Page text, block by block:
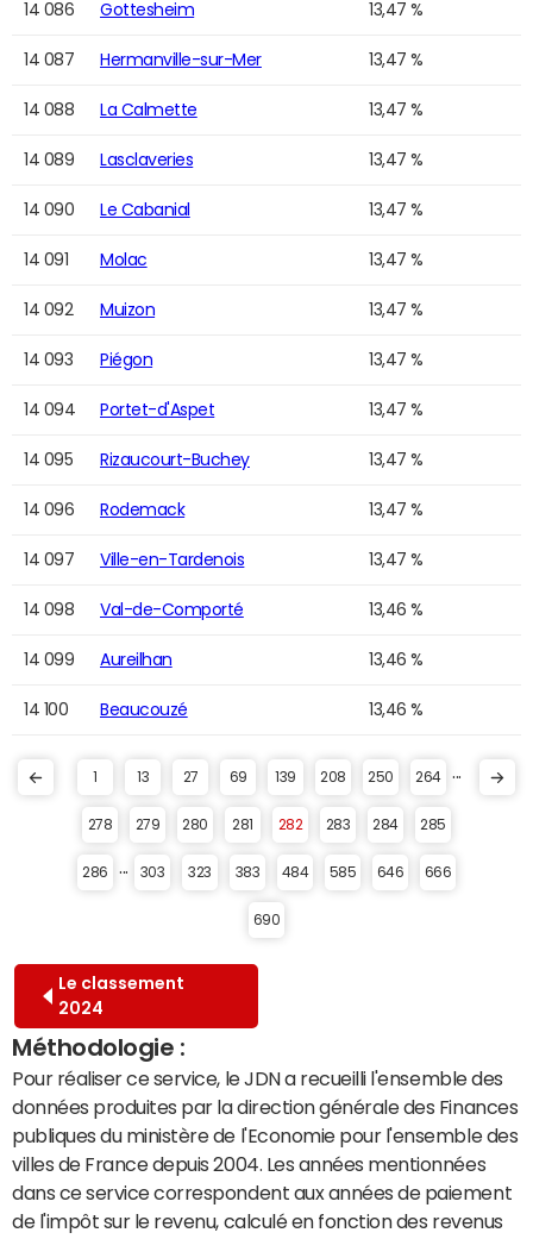
14 086 Gottesheim 13,47 %
14 087 Hermanville-sur-Mer 13,47 %
14 088 La Calmette 13,47 %
14 089 Lasclaveries 13,47 %
14 090 Le Cabanial 13,47 %
14 091 Molac 13,47 %
14 092 Muizon 13,47 %
14 093 Piégon 13,47 %
14 094 Portet-d'Aspet 13,47 %
14 095 Rizaucourt-Buchey 13,47 %
14 096 Rodemack 13,47 %
14 097 Ville-en-Tardenois 13,47 %
14 098 Val-de-Comporté 13,46 %
14 099 Aureilhan 13,46 %
14 100 Beaucouzé 13,46 %
1 13 27 69 139 208 250 264
278 279 280 281 282 283 284 285
286 303 323 383 484 585 646 666
690
Le classement
2024
Méthodologie :
Pour réaliser ce service, le JDN a recueilli l'ensemble des
données produites par la direction générale des Finances
publiques du ministère de l'Economie pour l'ensemble des
villes de France depuis 2004. Les années mentionnées
dans ce service correspondent aux années de paiement
de l'impôt sur le revenu, calculé en fonction des revenus